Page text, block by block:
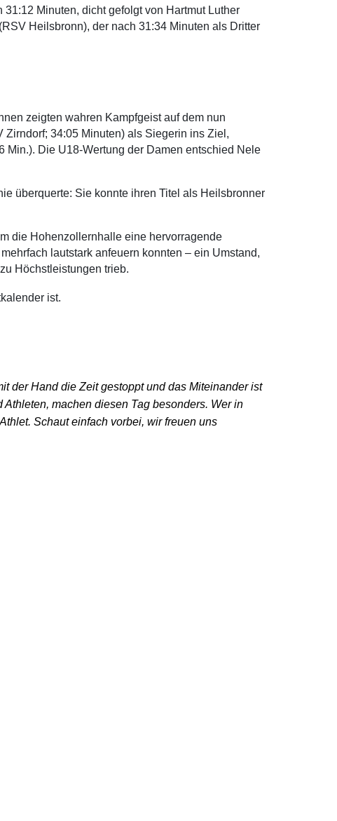
Minuten, dicht gefolgt von Hartmut Luther
Heilsbronn), der nach 31:34 Minuten als Dritter
zeigten wahren Kampfgeist auf dem nun
34:05 Minuten) als Siegerin ins Ziel,
Die U18-Wertung der Damen entschied Nele
überquerte: Sie konnte ihren Titel als Heilsbronner
die Hohenzollernhalle eine hervorragende
lautstark anfeuern konnten – ein Umstand,
Höchstleistungen trieb.
ist.
der Hand die Zeit gestoppt und das Miteinander ist
machen diesen Tag besonders. Wer in
Schaut einfach vorbei, wir freuen uns